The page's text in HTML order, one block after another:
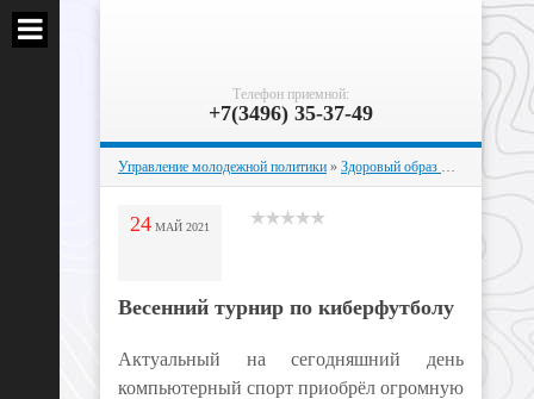
Телефон приемной:
+7(3496) 35-37-49
Управление молодежной политики » Здоровый образ жизни
24 МАЙ 2021
Весенний турнир по киберфутболу
Актуальный на сегодняшний день
компьютерный спорт приобрёл огромную